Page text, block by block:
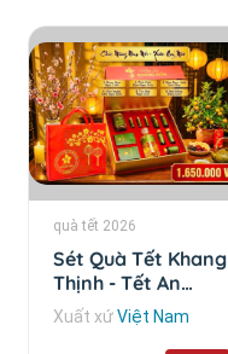
quà tết 2026
Sét Quà Tết Khang
Thịnh - Tết An
Khang
Xuất xứViệt Nam